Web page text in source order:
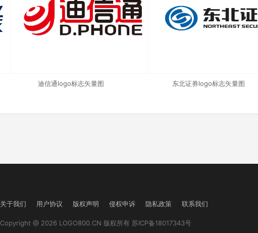
迪信通logo标志矢量图 东北证券logo标志矢量图
关于我们 用户协议 版权声明 侵权申诉 隐私政策 联系我们
Copyright @ 2026 LOGO800.CN 版权所有 苏ICP备18017343号